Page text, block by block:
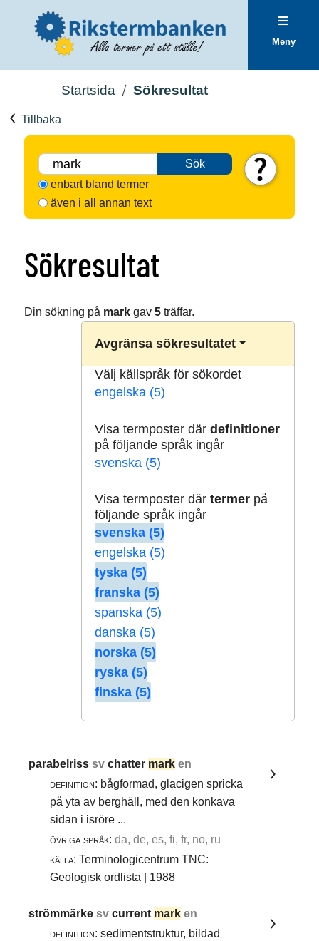
Meny
Startsida Sökresultat
Tillbaka
Sök
enbart bland termer
även i all annan text
Sökresultat
Din sökning på markgav 5träffar.
Avgränsa sökresultatet
Välj källspråk för sökordet
engelska (5)
Visa termposter där definitioner
på följande språk ingår
svenska (5)
Visa termposter där termerpå
följande språk ingår
svenska (5)
engelska (5)
tyska (5)
franska (5)
spanska (5)
danska (5)
norska (5)
ryska (5)
finska (5)
parabelrisssvchatter mark en
definition: bågformad, glacigen spricka
på yta av berghäll, med den konkava
sidan i isröre ...
övriga språk: da, de, es, fi, fr, no, ru
källa: Terminologicentrum TNC:
Geologisk ordlista | 1988
strömmärkesvcurrent mark en
definition: sedimentstruktur, bildad